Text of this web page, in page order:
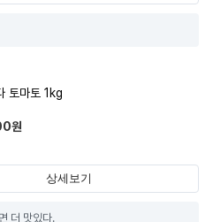
토마토 1kg
원
상세보기
더 맛있다.